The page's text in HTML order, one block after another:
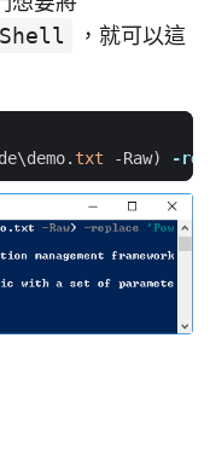
，就可以這
\demo. txt -Raw) -